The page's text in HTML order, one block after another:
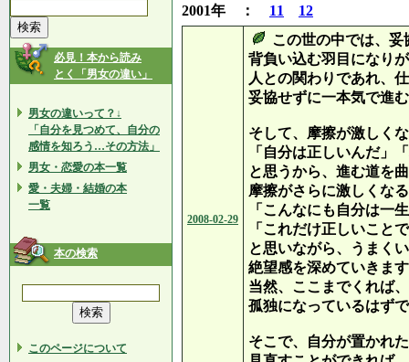
必見！本から読み
とく「男女の違い」
男女の違いって？↓
「自分を見つめて、自分の
感情を知ろう…その方法」
男女・恋愛の本一覧
愛・夫婦・結婚の本
一覧
本の検索
このページについて
2001年 ： 11 12
2008-02-29
この世の中では、
背負い込む羽目になり
人との関わりであれ、
妥協せずに一本気で進
そして、摩擦が激しく
「自分は正しいんだ」
と思うから、進む道を
摩擦がさらに激しくな
「こんなにも自分は一
「これだけ正しいこと
と思いながら、うまく
絶望感を深めていきま
当然、ここまでくれば
孤独になっているはず
そこで、自分が置かれ